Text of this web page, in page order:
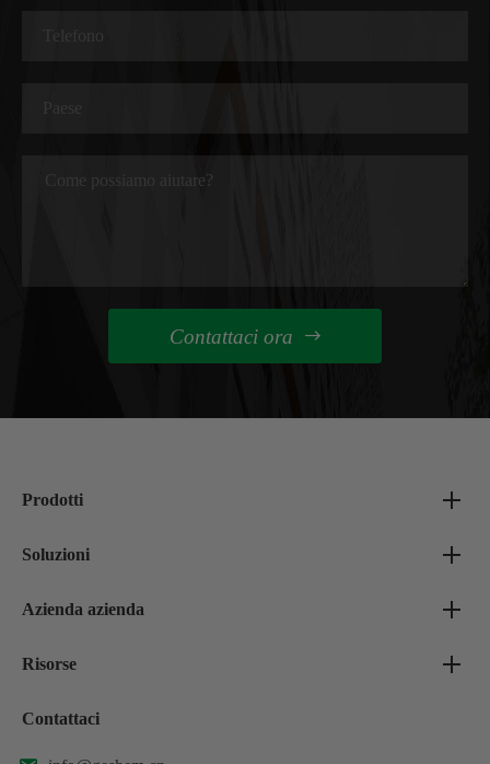
Contattaci ora 
Prodotti
Soluzioni
Azienda azienda
Risorse
Contattaci